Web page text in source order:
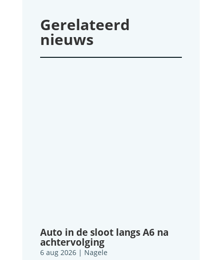
Gerelateerd
nieuws
Auto in de sloot langs A6 na
achtervolging
6 aug 2026| Nagele